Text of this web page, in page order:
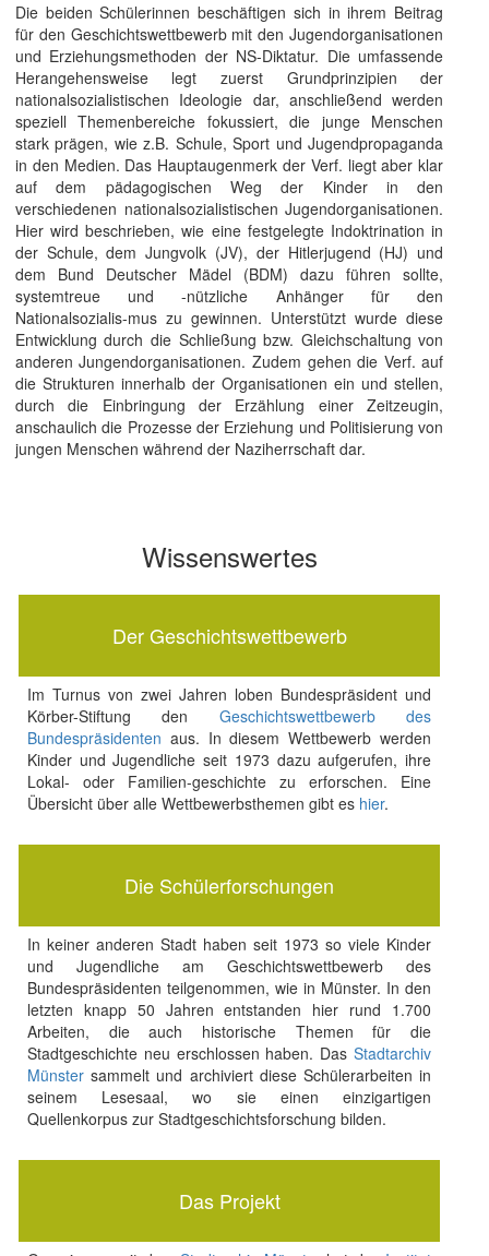
Die beiden Schülerinnen beschäftigen sich in ihrem Beitrag
für den Geschichtswettbewerb mit den Jugendorganisationen
und Erziehungsmethoden der NS-Diktatur. Die umfassende
Herangehensweise legt zuerst Grundprinzipien der
nationalsozialistischen Ideologie dar, anschließend werden
speziell Themenbereiche fokussiert, die junge Menschen
stark prägen, wie z.B. Schule, Sport und Jugendpropaganda
in den Medien. Das Hauptaugenmerk der Verf. liegt aber klar
auf dem pädagogischen Weg der Kinder in den
verschiedenen nationalsozialistischen Jugendorganisationen.
Hier wird beschrieben, wie eine festgelegte Indoktrination in
der Schule, dem Jungvolk (JV), der Hitlerjugend (HJ) und
dem Bund Deutscher Mädel (BDM) dazu führen sollte,
systemtreue und -nützliche Anhänger für den
Nationalsozialis-mus zu gewinnen. Unterstützt wurde diese
Entwicklung durch die Schließung bzw. Gleichschaltung von
anderen Jungendorganisationen. Zudem gehen die Verf. auf
die Strukturen innerhalb der Organisationen ein und stellen,
durch die Einbringung der Erzählung einer Zeitzeugin,
anschaulich die Prozesse der Erziehung und Politisierung von
jungen Menschen während der Naziherrschaft dar.
Wissenswertes
Der Geschichtswettbewerb
Im Turnus von zwei Jahren loben Bundespräsident und
Körber-Stiftung den Geschichtswettbewerb des
Bundespräsidenten aus. In diesem Wettbewerb werden
Kinder und Jugendliche seit 1973 dazu aufgerufen, ihre
Lokal- oder Familien-geschichte zu erforschen. Eine
Übersicht über alle Wettbewerbsthemen gibt es hier.
Die Schülerforschungen
In keiner anderen Stadt haben seit 1973 so viele Kinder
und Jugendliche am Geschichtswettbewerb des
Bundespräsidenten teilgenommen, wie in Münster. In den
letzten knapp 50 Jahren entstanden hier rund 1.700
Arbeiten, die auch historische Themen für die
Stadtgeschichte neu erschlossen haben. DasStadtarchiv
Münstersammelt und archiviert diese Schülerarbeiten in
seinem Lesesaal, wo sie einen einzigartigen
Quellenkorpus zur Stadtgeschichtsforschung bilden.
Das Projekt